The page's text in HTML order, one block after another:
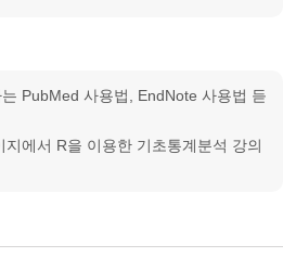
PubMed 사용법, EndNote 사용법 듣
에서 R을 이용한 기초통계분석 강의